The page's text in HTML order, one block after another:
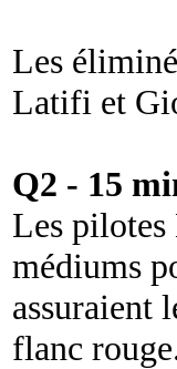
Les
Latifi et
Q2 - 15
Les pilotes
médiums
assuraient
flanc